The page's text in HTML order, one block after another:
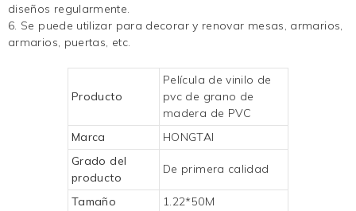
diseños regularmente.
6. Se puede utilizar para decorar y renovar mesas, armarios,
armarios, puertas, etc.
Producto
Película de vinilo de
pvc de grano de
madera de PVC
Marca
HONGTAI
Grado del
producto
De primera calidad
Tamaño
1.22*50M